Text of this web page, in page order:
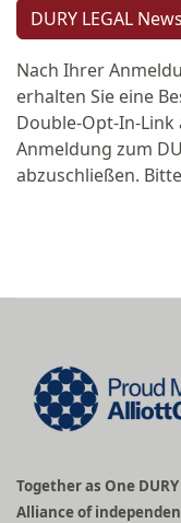
DURY LEGAL
Nach Ihrer
erhalten Sie eine
Double-Opt-In-
Anmeldung zum
abzuschließen.
Together as One
Alliance of